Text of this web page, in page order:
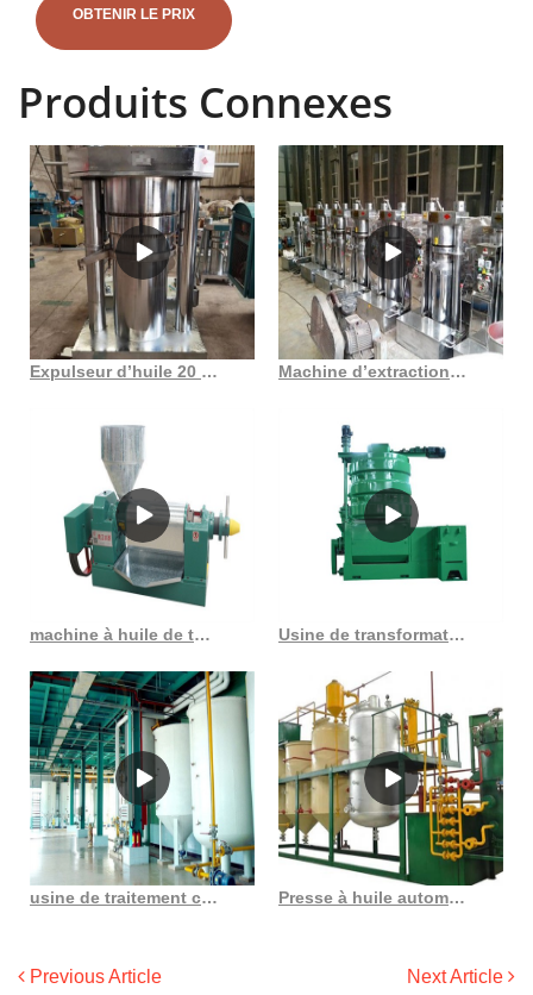
automatique et de machines et de machines à tricoter. Equi
OBTENIR LE PRIX
Produits Connexes
Expulseur d’huile 20 patti extrayant l’huile de coco, l’arachide, etc. au Maroc Machine d’extraction d’huile semi-automatique 220 v rs 150000 pièce au Maroc
machine à huile de tournesol de soja de noix de coco au Maroc Usine de transformation d’huile de canola du Gabon au Congo
usine de traitement continue d’huile végétale brute à rendement élevé en huile Presse à huile automatique à vis, petite occupation des terres, machine à huile du Congo
Previous Article Next Article